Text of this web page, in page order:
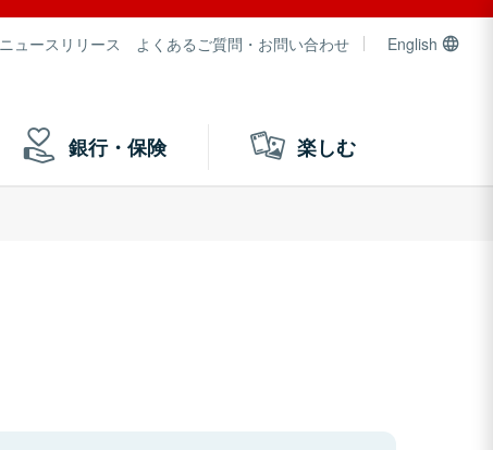
ニュースリリース よくあるご質問・お問い合わせ English
銀行・保険 楽しむ